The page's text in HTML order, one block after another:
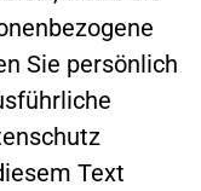
Sie persönlich
Text